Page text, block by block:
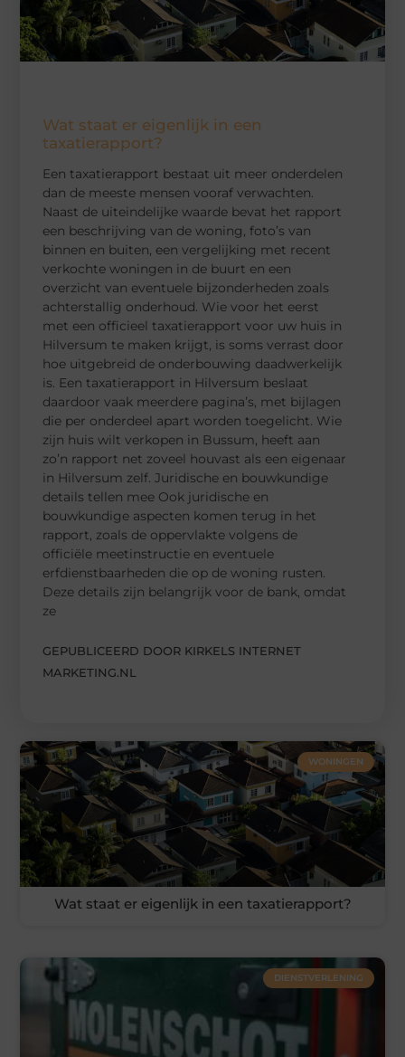
Wat staat er eigenlijk in een
taxatierapport?
Een taxatierapport bestaat uit meer onderdelen
dan de meeste mensen vooraf verwachten.
Naast de uiteindelijke waarde bevat het rapport
een beschrijving van de woning, foto’s van
binnen en buiten, een vergelijking met recent
verkochte woningen in de buurt en een
overzicht van eventuele bijzonderheden zoals
achterstallig onderhoud. Wie voor het eerst
met een officieel taxatierapport voor uw huis in
Hilversum te maken krijgt, is soms verrast door
hoe uitgebreid de onderbouwing daadwerkelijk
is. Een taxatierapport in Hilversum beslaat
daardoor vaak meerdere pagina’s, met bijlagen
die per onderdeel apart worden toegelicht. Wie
zijn huis wilt verkopen in Bussum, heeft aan
zo’n rapport net zoveel houvast als een eigenaar
in Hilversum zelf. Juridische en bouwkundige
details tellen mee Ook juridische en
bouwkundige aspecten komen terug in het
rapport, zoals de oppervlakte volgens de
officiële meetinstructie en eventuele
erfdienstbaarheden die op de woning rusten.
Deze details zijn belangrijk voor de bank, omdat
ze
GEPUBLICEERD DOOR KIRKELS INTERNET
MARKETING.NL
WONINGEN
Wat staat er eigenlijk in een taxatierapport?
DIENSTVERLENING